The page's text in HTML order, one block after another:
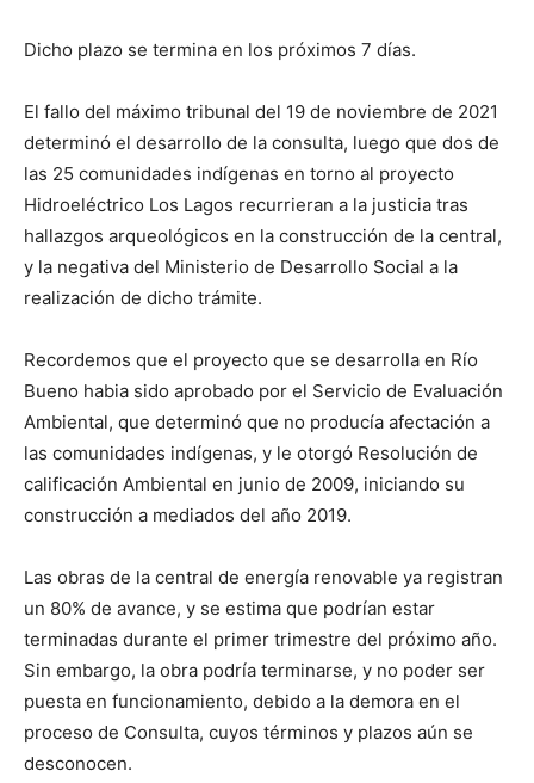
Dicho plazo se termina en los próximos 7 días.
El fallo del máximo tribunal del 19 de noviembre de 2021
determinó el desarrollo de la consulta, luego que dos de
las 25 comunidades indígenas en torno al proyecto
Hidroeléctrico Los Lagos recurrieran a la justicia tras
hallazgos arqueológicos en la construcción de la central,
y la negativa del Ministerio de Desarrollo Social a la
realización de dicho trámite.
Recordemos que el proyecto que se desarrolla en Río
Bueno habia sido aprobado por el Servicio de Evaluación
Ambiental, que determinó que no producía afectación a
las comunidades indígenas, y le otorgó Resolución de
calificación Ambiental en junio de 2009, iniciando su
construcción a mediados del año 2019.
Las obras de la central de energía renovable ya registran
un 80% de avance, y se estima que podrían estar
terminadas durante el primer trimestre del próximo año.
Sin embargo, la obra podría terminarse, y no poder ser
puesta en funcionamiento, debido a la demora en el
proceso de Consulta, cuyos términos y plazos aún se
desconocen.